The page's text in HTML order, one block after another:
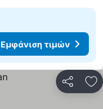
Εμφάνιση τιμών